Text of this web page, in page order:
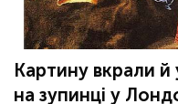
Картину вкрали й
на зупинці у